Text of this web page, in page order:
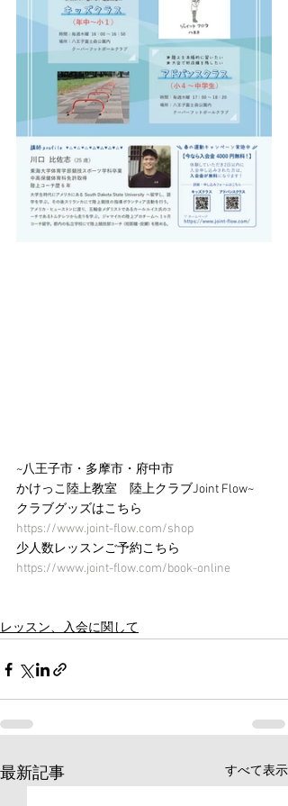
~八王子市・多摩市・府中市
かけっこ陸上教室　陸上クラブJoint Flow~
クラブグッズはこちら
https://www.joint-flow.com/shop
少人数レッスンご予約こちら
https://www.joint-flow.com/book-online
レッスン、入会に関して
最新記事 すべて表示